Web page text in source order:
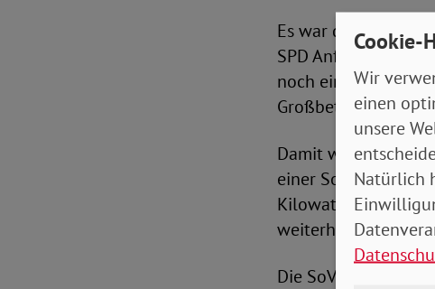
Es war das
SPD Anfang der
noch einmal
Großbetriebe sowie
Damit wird die
einer
Kilowattstunde zu
weiterhin mehr als
Die SoVD-
Cookie-
Wir
einen
unsere
Natürlich